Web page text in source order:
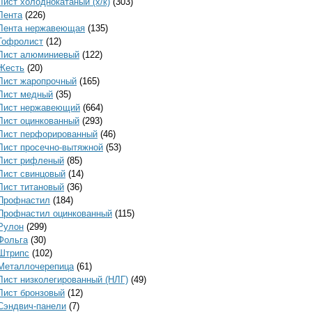
(226)
нержавеющая (135)
(12)
алюминиевый (122)
(20)
жаропрочный (165)
медный (35)
нержавеющий (664)
оцинкованный (293)
перфорированный (46)
просечно-вытяжной (53)
рифленый (85)
свинцовый (14)
титановый (36)
(184)
оцинкованный (115)
(299)
(30)
(102)
(61)
низколегированный (НЛГ) (49)
бронзовый (12)
панели (7)